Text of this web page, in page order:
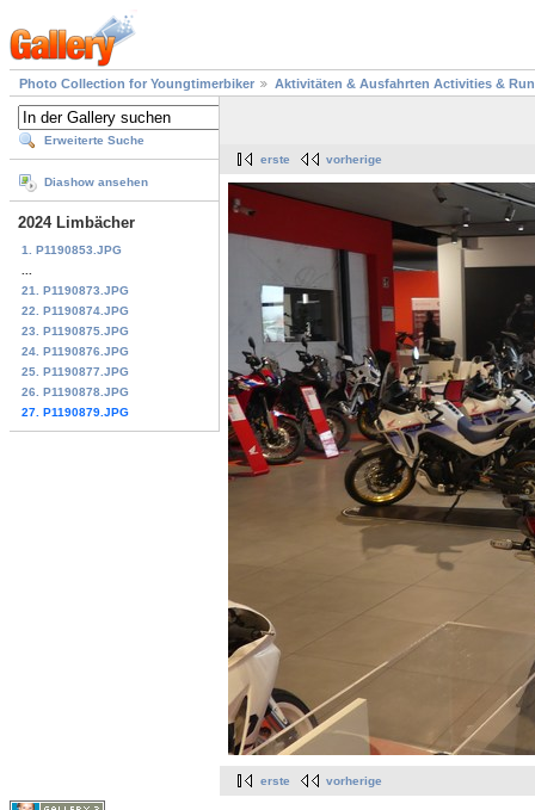
Photo Collection for Youngtimerbiker Aktivitäten & Ausfahrten Activities &
Erweiterte Suche
Diashow ansehen
2024 Limbächer
1. P1190853.JPG
21. P1190873.JPG
22. P1190874.JPG
23. P1190875.JPG
24. P1190876.JPG
25. P1190877.JPG
26. P1190878.JPG
27. P1190879.JPG
erste vorherige
erste vorherige